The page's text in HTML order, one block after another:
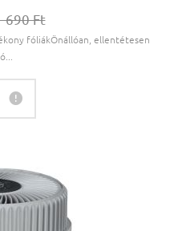
690 Ft‎
fóliákÖnállóan, ellentétesen